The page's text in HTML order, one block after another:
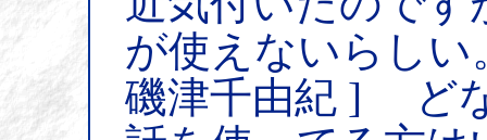
が使えないらしい
磯津千由紀 ] ど